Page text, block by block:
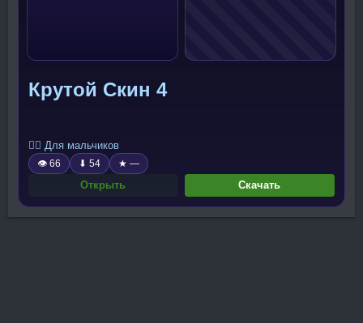
Крутой Скин 4
🧍‍♂️ Для мальчиков
👁 66 ⬇ 54 ★ —
Открыть Скачать